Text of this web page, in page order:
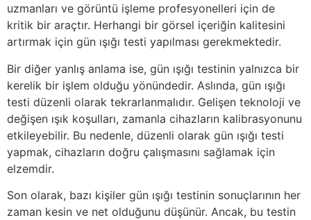
uzmanları ve görüntü işleme profesyonelleri için de
kritik bir araçtır. Herhangi bir görsel içeriğin kalitesini
artırmak için gün ışığı testi yapılması gerekmektedir.
Bir diğer yanlış anlama ise, gün ışığı testinin yalnızca bir
kerelik bir işlem olduğu yönündedir. Aslında, gün ışığı
testi düzenli olarak tekrarlanmalıdır. Gelişen teknoloji ve
değişen ışık koşulları, zamanla cihazların kalibrasyonunu
etkileyebilir. Bu nedenle, düzenli olarak gün ışığı testi
yapmak, cihazların doğru çalışmasını sağlamak için
elzemdir.
Son olarak, bazı kişiler gün ışığı testinin sonuçlarının her
zaman kesin ve net olduğunu düşünür. Ancak, bu testin